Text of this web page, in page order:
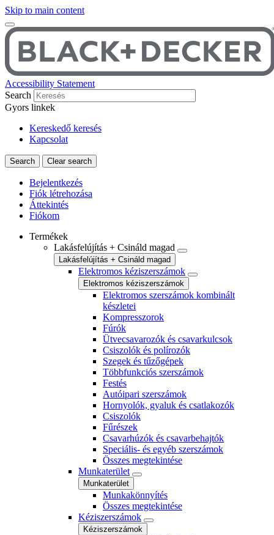
Skip to main content
Accessibility Statement
Search
Gyors linkek
Kereskedő keresés
Kapcsolat
Bejelentkezés
Fiók létrehozása
Áttekintés
Fiókom
Termékek
Lakásfelújítás + Csináld magad
Lakásfelújítás + Csináld magad
Elektromos kéziszerszámok
Elektromos kéziszerszámok
Elektromos szerszámok kombinált
készletei
Kompresszorok
Fúrók
Ütvecsavarozók és csavarkulcsok
Csiszolók és polírozók
Szegek és tűzőgépek
Többfunkciós szerszámok
Festés
Autóipari szerszámok
Hornyolók, gyaluk és csatlakozók
Csiszolók
Fűrészek
Csavarhúzók és csavarbehajtók
Speciális- és egyéb szerszámok
Összes megtekintése
Munkaterület
Munkaterület
Munkakönnyítés
Összes megtekintése
Kéziszerszámok
Kéziszerszámok